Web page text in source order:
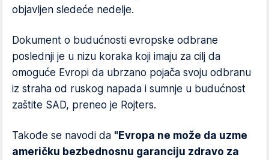
objavljen sledeće nedelje.
Dokument o budućnosti evropske odbrane
poslednji je u nizu koraka koji imaju za cilj da
omoguće Evropi da ubrzano pojača svoju odbranu
iz straha od ruskog napada i sumnje u budućnost
zaštite SAD, preneo je Rojters.
Takođe se navodi da "Evropa ne može da uzme
američku bezbednosnu garanciju zdravo za